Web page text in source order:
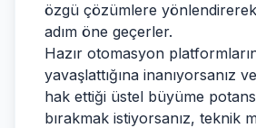
özgü çözümlere
adım öne geçerler.
Hazır otomasyon
yavaşlattığına inanıyorsanız
hak ettiği üstel büyüme
bırakmak istiyorsanız, teknik